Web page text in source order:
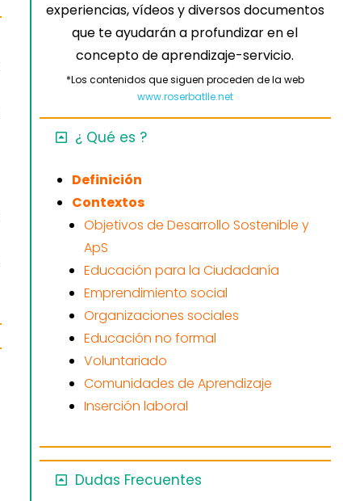
experiencias, vídeos y diversos documentos
que te ayudarán a profundizar en el
concepto de aprendizaje-servicio.
*Los contenidos que siguen proceden de la web
www.roserbatlle.net
¿ Qué es ?
Definición
Contextos
Objetivos de Desarrollo Sostenible y
ApS
Educación para la Ciudadanía
Emprendimiento social
Organizaciones sociales
Educación no formal
Voluntariado
Comunidades de Aprendizaje
Inserción laboral
Dudas Frecuentes